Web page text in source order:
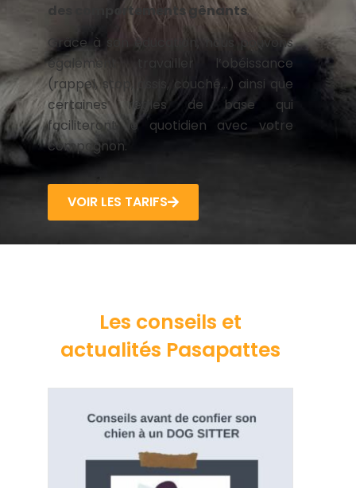
des comportements gênants.
Grâce à son éducation, nous pouvons
également travailler l’obéissance
(rappel, stop, assis, couché…) ainsi que
certaines règles de base qui
faciliteront le quotidien avec votre
compagnon.
VOIR LES TARIFS
Les conseils et
actualités Pasapattes